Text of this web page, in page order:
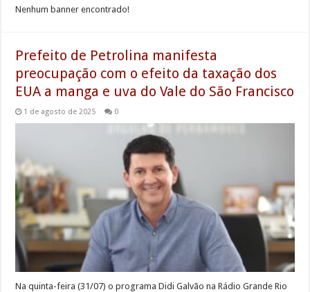
Nenhum banner encontrado!
Prefeito de Petrolina manifesta
preocupação com o efeito da taxação dos
EUA a manga e uva do Vale do São Francisco
1 de agosto de 2025 0
Na quinta-feira (31/07) o programa Didi Galvão na Rádio Grande Rio